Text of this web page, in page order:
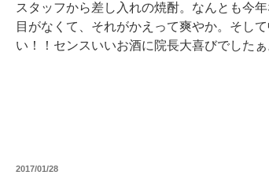
スタッフから差し入れの焼酎。なんとも今
目がなくて、それがかえって爽やか。そし
い！！センスいいお酒に院長大喜びでしたぁ
投
2017/01/28